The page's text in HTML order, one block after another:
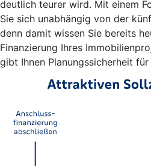
deutlich teurer wird. Mit einem
Sie sich unabhängig von der
denn damit wissen Sie bereits
Finanzierung Ihres
gibt Ihnen Planungssicherheit